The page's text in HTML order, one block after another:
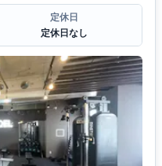
定休日
定休日なし